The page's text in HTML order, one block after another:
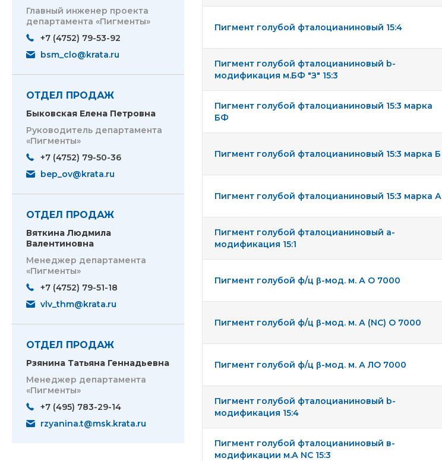
Главный инженер проекта
департамента «Пигменты»
+7 (4752) 79-53-92
bsm_clo@krata.ru
ОТДЕЛ ПРОДАЖ
Быковская Елена Петровна
Руководитель департамента
«Пигменты»
+7 (4752) 79-50-36
bep_ov@krata.ru
ОТДЕЛ ПРОДАЖ
Вяткина Людмила
Валентиновна
Менеджер департамента
«Пигменты»
+7 (4752) 79-51-18
vlv_thm@krata.ru
ОТДЕЛ ПРОДАЖ
Рзянина Татьяна Геннадьевна
Менеджер департамента
«Пигменты»
+7 (495) 783-29-14
rzyanina.t@msk.krata.ru
Пигмент голубой фталоцианиновый 15:4
Пигмент голубой фталоцианиновый b-
модификация м.БФ "З" 15:3
Пигмент голубой фталоцианиновый 15:3 марка
БФ
Пигмент голубой фталоцианиновый 15:3 марка Б
Пигмент голубой фталоцианиновый 15:3 марка А
Пигмент голубой фталоцианиновый а-
модификация 15:1
Пигмент голубой ф/ц β-мод. м. А О 7000
Пигмент голубой ф/ц β-мод. м. А (NC) O 7000
Пигмент голубой ф/ц β-мод. м. А ЛО 7000
Пигмент голубой фталоцианиновый b-
модификация 15:4
Пигмент голубой фталоцианиновый в-
модификации м.А NC 15:3